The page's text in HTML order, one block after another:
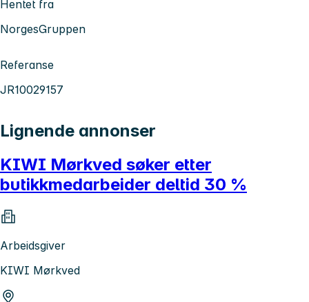
Hentet fra
NorgesGruppen
Referanse
JR10029157
Lignende annonser
KIWI Mørkved søker etter
butikkmedarbeider deltid 30 %
Arbeidsgiver
KIWI Mørkved